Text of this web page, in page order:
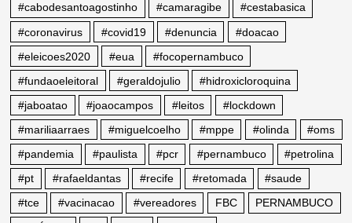
#cabodesantoagostinho
#camaragibe
#cestabasica
#coronavirus
#covid19 #denuncia
#doacao
#eleicoes2020
#eua
#focopernambuco
#fundaoeleitoral
#geraldojulio
#hidroxicloroquina
#jaboatao
#joaocampos #leitos
#lockdown
#mariliaarraes
#miguelcoelho #mppe #olinda
#oms
#pandemia
#paulista #pcr #pernambuco
#petrolina
#pt
#rafaeldantas #recife #retomada
#saude
#tce
#vacinacao #vereadores FBC
PERNAMBUCO